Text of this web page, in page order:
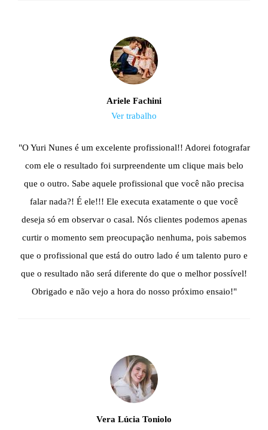
"O Yuri Nunes é um excelente profissional!! Adorei fotografar
com ele o resultado foi surpreendente um clique mais belo
que o outro. Sabe aquele profissional que você não precisa
falar nada?! É ele!!! Ele executa exatamente o que você
deseja só em observar o casal. Nós clientes podemos apenas
curtir o momento sem preocupação nenhuma, pois sabemos
que o profissional que está do outro lado é um talento puro e
que o resultado não será diferente do que o melhor possível!
Obrigado e não vejo a hora do nosso próximo ensaio!"
Ariele Fachini
Ver trabalho
Vera Lúcia Toniolo